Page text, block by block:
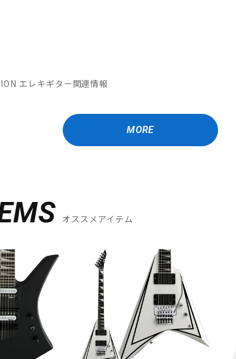
エレキギター関連情報
MORE
オススメアイテム